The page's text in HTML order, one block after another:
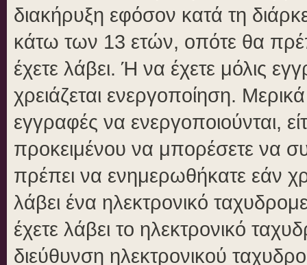
διακήρυξη εφόσον κατά τη
κάτω των 13 ετών, οπότε θα
έχετε λάβει. Ή να έχετε μόλις
χρειάζεται ενεργοποίηση.
εγγραφές να ενεργοποιούνται,
προκειμένου να μπορέσετε να
πρέπει να ενημερωθήκατε εάν
λάβει ένα ηλεκτρονικό
έχετε λάβει το ηλεκτρονικό
διεύθυνση ηλεκτρονικού